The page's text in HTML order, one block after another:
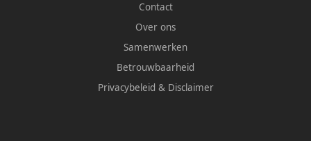
Contact
Over ons
Samenwerken
Betrouwbaarheid
Privacybeleid & Disclaimer